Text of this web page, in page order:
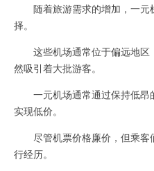
随着旅游需求的增加，一元
择。
这些机场通常位于偏远地区
然吸引着大批游客。
一元机场通常通过保持低昂
实现低价。
尽管机票价格廉价，但乘客
行经历。